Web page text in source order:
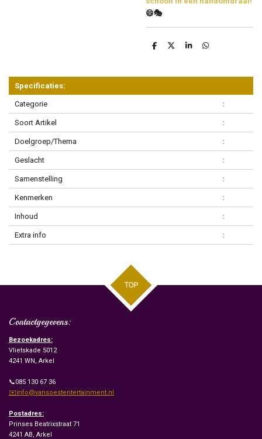
😄🎭
D
n
D
S
e
D
n
Specificaties:
Categorie :
Soort Artikel :
Doelgroep/Thema :
Geslacht :
Samenstelling :
Kenmerken :
Inhoud :
Extra info :
TOP
Contactgegevens:
Bezoekadres:
Vlietskade 5012
4241 WN, Arkel
📞085 130 67 36
✉️info@vansoestentertainment.nl
Postadres:
Prinses Beatrixstraat 71
4241 AB, Arkel